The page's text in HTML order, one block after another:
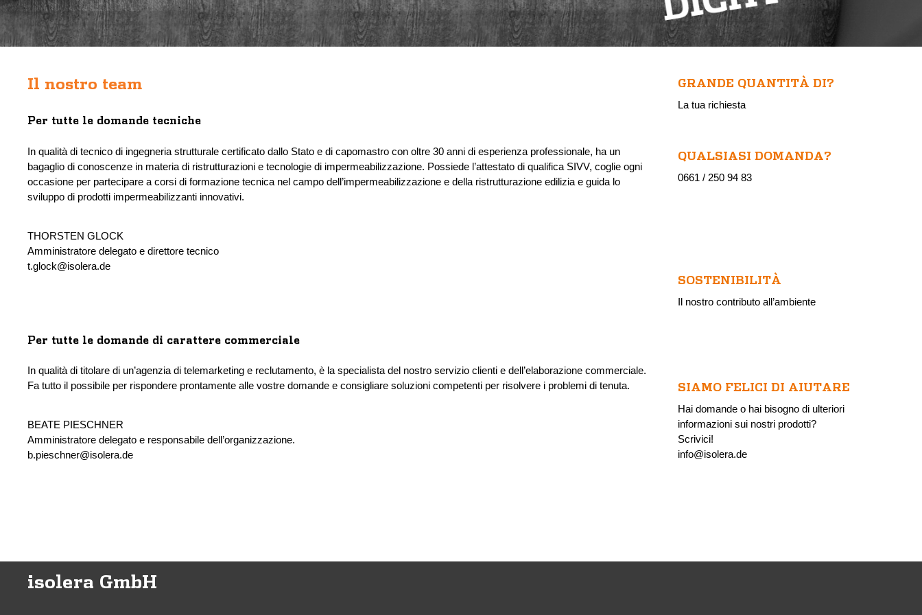
Il nostro team
Per tutte le domande tecniche
In qualità di tecnico di ingegneria strutturale certificato dallo Stato e di capomastro con oltre 30 anni di esperienza professionale, ha un
bagaglio di conoscenze in materia di ristrutturazioni e tecnologie di impermeabilizzazione. Possiede l’attestato di qualifica SIVV, coglie ogni
occasione per partecipare a corsi di formazione tecnica nel campo dell’impermeabilizzazione e della ristrutturazione edilizia e guida lo
sviluppo di prodotti impermeabilizzanti innovativi.
THORSTEN GLOCK
Amministratore delegato e direttore tecnico
t.glock@isolera.de
Per tutte le domande di carattere commerciale
In qualità di titolare di un’agenzia di telemarketing e reclutamento, è la specialista del nostro servizio clienti e dell’elaborazione commerciale.
Fa tutto il possibile per rispondere prontamente alle vostre domande e consigliare soluzioni competenti per risolvere i problemi di tenuta.
BEATE PIESCHNER
Amministratore delegato e responsabile dell’organizzazione.
b.pieschner@isolera.de
GRANDE QUANTITÀ DI?
La tua richiesta
QUALSIASI DOMANDA?
0661 / 250 94 83
SOSTENIBILITÀ
Il nostro contributo all’ambiente
SIAMO FELICI DI AIUTARE
Hai domande o hai bisogno di ulteriori
informazioni sui nostri prodotti?
Scrivici!
info@isolera.de
isolera GmbH